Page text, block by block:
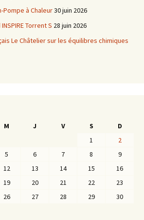
à Chaleur30 juin 2026
Torrent S 28 juin 2026
Le Châtelier sur les équilibres chimiques
M J V S
D
1
2
5 6 7 8
9
12 13 14 15
16
19 20 21 22
23
26 27 28 29
30